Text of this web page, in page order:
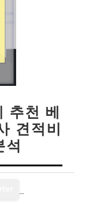
추천 베
견적비